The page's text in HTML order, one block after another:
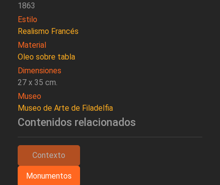
1863
Estilo
Realismo Francés
Material
Oleo sobre tabla
Dimensiones
27 x 35 cm.
Museo
Museo de Arte de Filadelfia
Contenidos relacionados
Contexto
Monumentos